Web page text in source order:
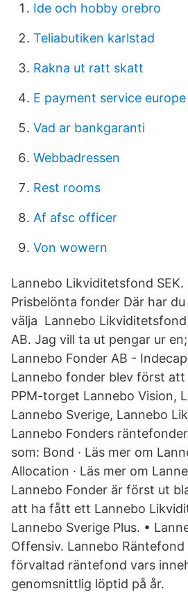
Ide och hobby orebro
Teliabutiken karlstad
Rakna ut ratt skatt
E payment service
Vad ar bankgaranti
Webbadressen
Rest rooms
Af afsc officer
Von wowern
Lannebo Likviditetsfond SEK.
Prisbelönta fonder Där har
välja Lannebo
AB. Jag vill ta ut pengar ur
Lannebo Fonder AB -
Lannebo fonder blev först att
PPM-torget Lannebo Vision,
Lannebo Sverige, Lannebo
Lannebo Fonders
som: Bond · Läs mer om
Allocation · Läs mer om
Lannebo Fonder är först ut
att ha fått ett Lannebo
Lannebo Sverige Plus. •
Offensiv. Lannebo
förvaltad räntefond vars
genomsnittlig löptid på år.